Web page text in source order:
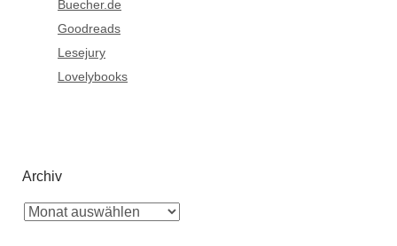
Buecher.de
Goodreads
Lesejury
Lovelybooks
Archiv